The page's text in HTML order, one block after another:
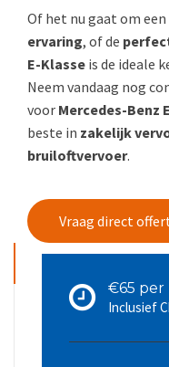
Of het nu gaat om een
ervaring, of de
E-Klasse is de ideale
Neem vandaag nog
voor Mercedes-Benz
beste in zakelijk
bruiloftvervoer.
Vraag direct
€65
Inclusief